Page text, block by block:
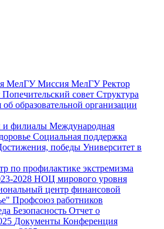
МелГУМиссия МелГУРектор
Попечительский совет Структура
образовательной организации
и филиалы Международная
Социальная поддержка
победы Университет в
по профилактике экстремизма
2028 НОЦ мирового уровня
центр финансовой
Профсоюз работников
Безопасность Отчет о
Документы Конференция